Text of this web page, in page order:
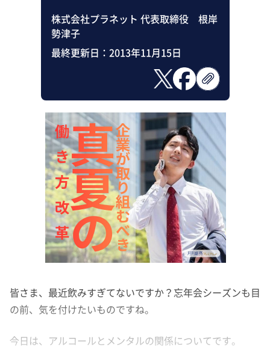
株式会社プラネット 代表取締役 根岸
勢津子
最終更新日： 2013年11月15日
皆さま、最近飲みすぎてないですか？忘年会シーズンも目
の前、気を付けたいものですね。
今日は、アルコールとメンタルの関係についてです。